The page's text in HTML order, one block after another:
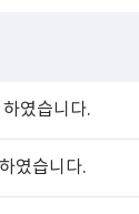
였습니다.
였습니다.